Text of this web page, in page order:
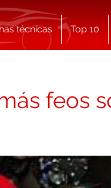
técnicas Top 10
feos